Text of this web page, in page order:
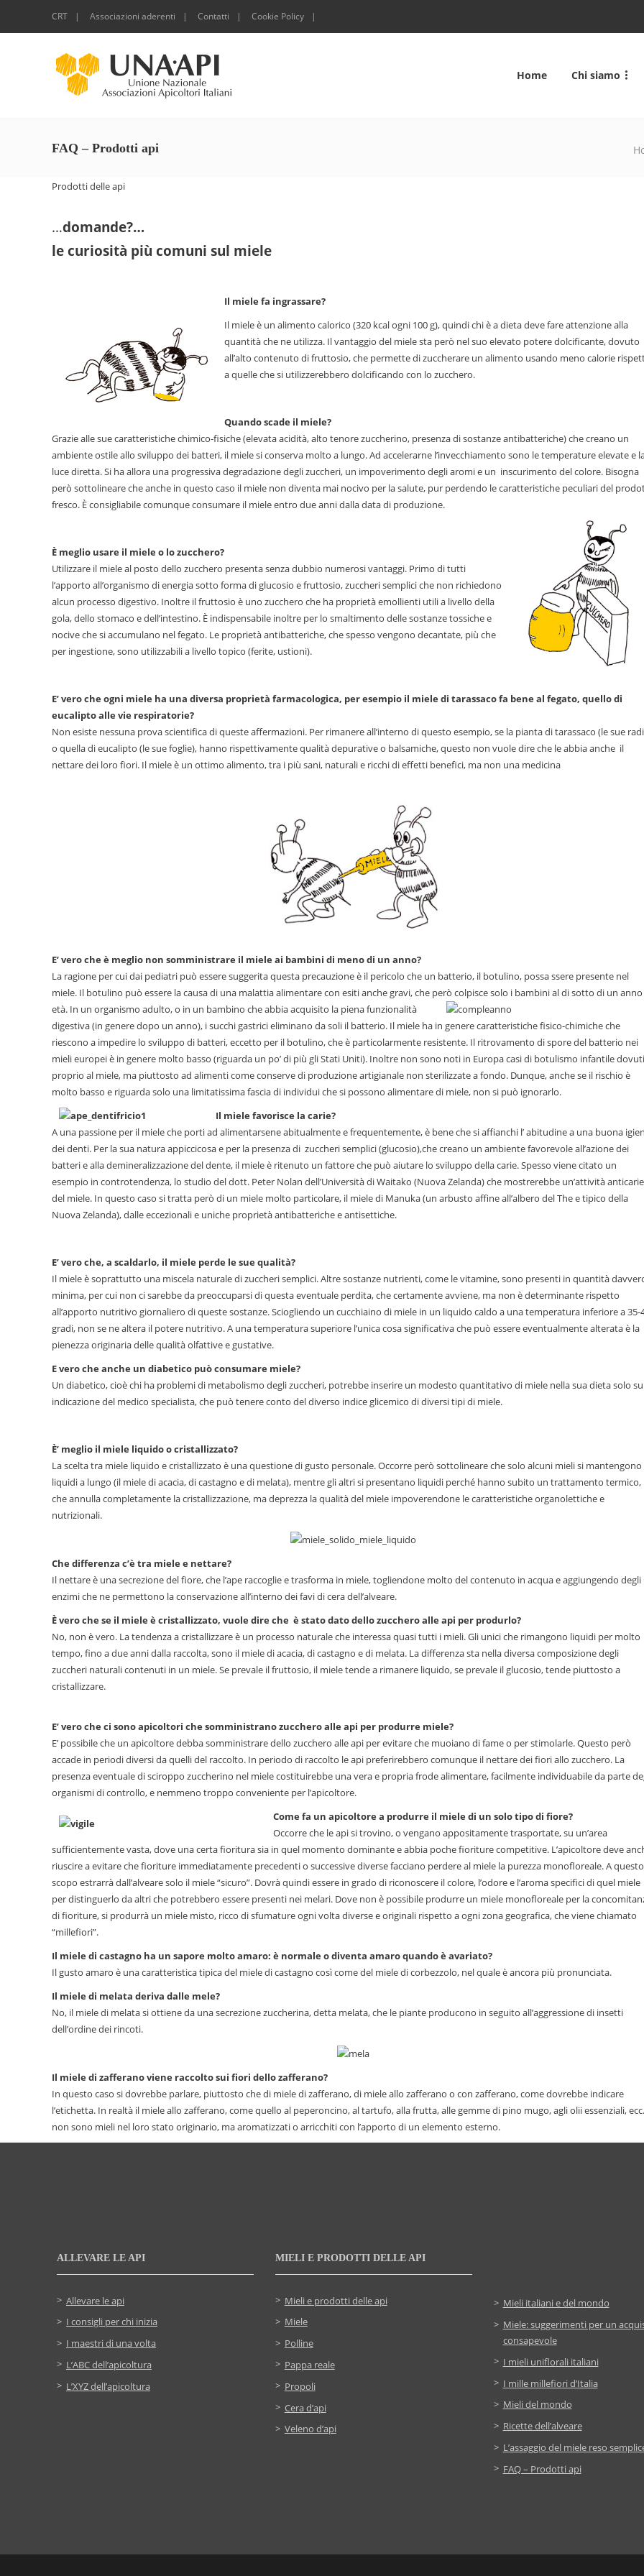
CRT Associazioni aderenti Contatti Cookie Policy
Home Chi siamo
FAQ – Prodotti api
Prodotti delle api
…domande?…
le curiosità più comuni sul miele
Il miele fa ingrassare?
Il miele è un alimento calorico (320 kcal ogni 100 g), quindi chi è a dieta deve fare attenzione alla
quantità che ne utilizza. Il vantaggio del miele sta però nel suo elevato potere dolcificante, dovuto
all’alto contenuto di fruttosio, che permette di zuccherare un alimento usando meno calorie
a quelle che si utilizzerebbero dolcificando con lo zucchero.
Quando scade il miele?
Grazie alle sue caratteristiche chimico-fisiche (elevata acidità, alto tenore zuccherino, presenza di sostanze antibatteriche) che creano un
ambiente ostile allo sviluppo dei batteri, il miele si conserva molto a lungo. Ad accelerarne l’invecchiamento sono le temperature elevate e
luce diretta. Si ha allora una progressiva degradazione degli zuccheri, un impoverimento degli aromi e un inscurimento del colore. Bisogna
però sottolineare che anche in questo caso il miele non diventa mai nocivo per la salute, pur perdendo le caratteristiche peculiari del
fresco. È consigliabile comunque consumare il miele entro due anni dalla data di produzione.
È meglio usare il miele o lo zucchero?
Utilizzare il miele al posto dello zucchero presenta senza dubbio numerosi vantaggi. Primo di tutti
l’apporto all’organismo di energia sotto forma di glucosio e fruttosio, zuccheri semplici che non richiedono
alcun processo digestivo. Inoltre il fruttosio è uno zucchero che ha proprietà emollienti utili a livello della
gola, dello stomaco e dell’intestino. È indispensabile inoltre per lo smaltimento delle sostanze tossiche e
nocive che si accumulano nel fegato. Le proprietà antibatteriche, che spesso vengono decantate, più che
per ingestione, sono utilizzabili a livello topico (ferite, ustioni).
E’ vero che ogni miele ha una diversa proprietà farmacologica, per esempio il miele di tarassaco fa bene al fegato, quello di
eucalipto alle vie respiratorie?
Non esiste nessuna prova scientifica di queste affermazioni. Per rimanere all’interno di questo esempio, se la pianta di tarassaco (le sue
o quella di eucalipto (le sue foglie), hanno rispettivamente qualità depurative o balsamiche, questo non vuole dire che le abbia anche il
nettare dei loro fiori. Il miele è un ottimo alimento, tra i più sani, naturali e ricchi di effetti benefici, ma non una medicina
E’ vero che è meglio non somministrare il miele ai bambini di meno di un anno?
La ragione per cui dai pediatri può essere suggerita questa precauzione è il pericolo che un batterio, il botulino, possa ssere presente nel
miele. Il botulino può essere la causa di una malattia alimentare con esiti anche gravi, che però colpisce solo i bambini al di sotto di un
età. In un organismo adulto, o in un bambino che abbia acquisito la piena funzionalità
digestiva (in genere dopo un anno), i succhi gastrici eliminano da soli il batterio. Il miele ha in genere caratteristiche fisico-chimiche che
riescono a impedire lo sviluppo di batteri, eccetto per il botulino, che è particolarmente resistente. Il ritrovamento di spore del batterio nei
mieli europei è in genere molto basso (riguarda un po’ di più gli Stati Uniti). Inoltre non sono noti in Europa casi di botulismo infantile dovuti
proprio al miele, ma piuttosto ad alimenti come conserve di produzione artigianale non sterilizzate a fondo. Dunque, anche se il rischio è
molto basso e riguarda solo una limitatissima fascia di individui che si possono alimentare di miele, non si può ignorarlo.
Il miele favorisce la carie?
A una passione per il miele che porti ad alimentarsene abitualmente e frequentemente, è bene che si affianchi l’ abitudine a una buona
dei denti. Per la sua natura appiccicosa e per la presenza di zuccheri semplici (glucosio),che creano un ambiente favorevole all’azione dei
batteri e alla demineralizzazione del dente, il miele è ritenuto un fattore che può aiutare lo sviluppo della carie. Spesso viene citato un
esempio in controtendenza, lo studio del dott. Peter Nolan dell’Università di Waitako (Nuova Zelanda) che mostrerebbe un’attività anticarie
del miele. In questo caso si tratta però di un miele molto particolare, il miele di Manuka (un arbusto affine all’albero del The e tipico della
Nuova Zelanda), dalle eccezionali e uniche proprietà antibatteriche e antisettiche.
E’ vero che, a scaldarlo, il miele perde le sue qualità?
Il miele è soprattutto una miscela naturale di zuccheri semplici. Altre sostanze nutrienti, come le vitamine, sono presenti in quantità
minima, per cui non ci sarebbe da preoccuparsi di questa eventuale perdita, che certamente avviene, ma non è determinante rispetto
all’apporto nutritivo giornaliero di queste sostanze. Sciogliendo un cucchiaino di miele in un liquido caldo a una temperatura inferiore a 35-
gradi, non se ne altera il potere nutritivo. A una temperatura superiore l’unica cosa significativa che può essere eventualmente alterata è la
pienezza originaria delle qualità olfattive e gustative.
E vero che anche un diabetico può consumare miele?
Un diabetico, cioè chi ha problemi di metabolismo degli zuccheri, potrebbe inserire un modesto quantitativo di miele nella sua dieta solo su
indicazione del medico specialista, che può tenere conto del diverso indice glicemico di diversi tipi di miele.
È’ meglio il miele liquido o cristallizzato?
La scelta tra miele liquido e cristallizzato è una questione di gusto personale. Occorre però sottolineare che solo alcuni mieli si mantengono
liquidi a lungo (il miele di acacia, di castagno e di melata), mentre gli altri si presentano liquidi perché hanno subito un trattamento termico,
che annulla completamente la cristallizzazione, ma deprezza la qualità del miele impoverendone le caratteristiche organolettiche e
nutrizionali.
Che differenza c’è tra miele e nettare?
Il nettare è una secrezione del fiore, che l’ape raccoglie e trasforma in miele, togliendone molto del contenuto in acqua e aggiungendo degli
enzimi che ne permettono la conservazione all’interno dei favi di cera dell’alveare.
È vero che se il miele è cristallizzato, vuole dire che è stato dato dello zucchero alle api per produrlo?
No, non è vero. La tendenza a cristallizzare è un processo naturale che interessa quasi tutti i mieli. Gli unici che rimangono liquidi per molto
tempo, fino a due anni dalla raccolta, sono il miele di acacia, di castagno e di melata. La differenza sta nella diversa composizione degli
zuccheri naturali contenuti in un miele. Se prevale il fruttosio, il miele tende a rimanere liquido, se prevale il glucosio, tende piuttosto a
cristallizzare.
E’ vero che ci sono apicoltori che somministrano zucchero alle api per produrre miele?
E’ possibile che un apicoltore debba somministrare dello zucchero alle api per evitare che muoiano di fame o per stimolarle. Questo però
accade in periodi diversi da quelli del raccolto. In periodo di raccolto le api preferirebbero comunque il nettare dei fiori allo zucchero. La
presenza eventuale di sciroppo zuccherino nel miele costituirebbe una vera e propria frode alimentare, facilmente individuabile da parte
organismi di controllo, e nemmeno troppo conveniente per l’apicoltore.
Come fa un apicoltore a produrre il miele di un solo tipo di fiore?
Occorre che le api si trovino, o vengano appositamente trasportate, su un’area
sufficientemente vasta, dove una certa fioritura sia in quel momento dominante e abbia poche fioriture competitive. L’apicoltore deve
riuscire a evitare che fioriture immediatamente precedenti o successive diverse facciano perdere al miele la purezza monofloreale. A questo
scopo estrarrà dall’alveare solo il miele “sicuro”. Dovrà quindi essere in grado di riconoscere il colore, l’odore e l’aroma specifici di quel miele
per distinguerlo da altri che potrebbero essere presenti nei melari. Dove non è possibile produrre un miele monofloreale per la
di fioriture, si produrrà un miele misto, ricco di sfumature ogni volta diverse e originali rispetto a ogni zona geografica, che viene chiamato
“millefiori”.
Il miele di castagno ha un sapore molto amaro: è normale o diventa amaro quando è avariato?
Il gusto amaro è una caratteristica tipica del miele di castagno così come del miele di corbezzolo, nel quale è ancora più pronunciata.
Il miele di melata deriva dalle mele?
No, il miele di melata si ottiene da una secrezione zuccherina, detta melata, che le piante producono in seguito all’aggressione di insetti
dell’ordine dei rincoti.
Il miele di zafferano viene raccolto sui fiori dello zafferano?
In questo caso si dovrebbe parlare, piuttosto che di miele di zafferano, di miele allo zafferano o con zafferano, come dovrebbe indicare
l’etichetta. In realtà il miele allo zafferano, come quello al peperoncino, al tartufo, alla frutta, alle gemme di pino mugo, agli olii essenziali, ecc.
non sono mieli nel loro stato originario, ma aromatizzati o arricchiti con l’apporto di un elemento esterno.
ALLEVARE LE API
Allevare le api
I consigli per chi inizia
I maestri di una volta
L’ABC dell’apicoltura
L’XYZ dell’apicoltura
MIELI E PRODOTTI DELLE API
Mieli e prodotti delle api
Miele
Polline
Pappa reale
Propoli
Cera d’api
Veleno d’api
Mieli italiani e del mondo
Miele: suggerimenti per un
consapevole
I mieli uniflorali italiani
I mille millefiori d’Italia
Mieli del mondo
Ricette dell’alveare
L’assaggio del miele reso
FAQ – Prodotti api